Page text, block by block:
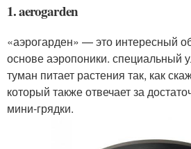
1. aerogarden
«аэрогарден» — это интересный
основе аэропоники. специальный
туман питает растения так, как
который также отвечает за
мини-грядки.